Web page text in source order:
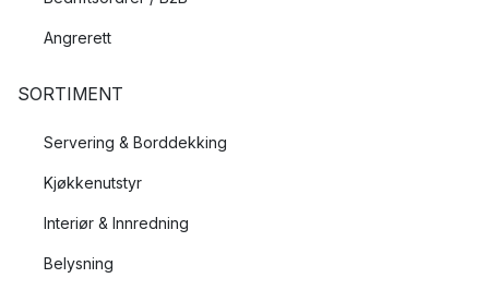
Angrerett
SORTIMENT
Servering & Borddekking
Kjøkkenutstyr
Interiør & Innredning
Belysning